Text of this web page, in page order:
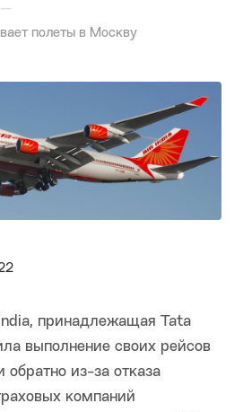
—
полеты в Москву
принадлежащая Tata
выполнение своих рейсов
из-за отказа
компаний